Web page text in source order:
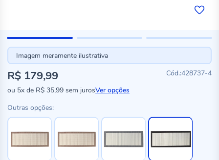
Imagem meramente ilustrativa
428737-4
R$ 179,99
ou 5x de R$ 35,99 sem jurosVer opções
Outras opções: